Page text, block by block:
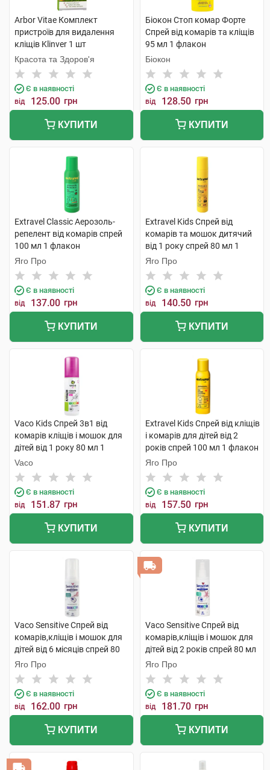
Arbor Vitae Комплект
пристроїв для видалення
кліщів Klinver 1 шт
Красота та Здоров'я
Є в наявності
від 125.00 грн
КУПИТИ
Біокон Стоп комар Форте
Спрей від комарів та кліщів
95 мл 1 флакон
Біокон
Є в наявності
від 128.50 грн
КУПИТИ
Extravel Classic Аерозоль-
репелент від комарів спрей
100 мл 1 флакон
Яго Про
Є в наявності
від 137.00 грн
КУПИТИ
Extravel Kids Спрей від
комарів та мошок дитячий
від 1 року спрей 80 мл 1
флакон
Яго Про
Є в наявності
від 140.50 грн
КУПИТИ
Vaco Kids Cпрей 3в1 від
комарів кліщів і мошок для
дітей від 1 року 80 мл 1
балон
Vaco
Є в наявності
від 151.87 грн
КУПИТИ
Extravel Kids Спрей від кліщів
і комарів для дітей від 2
років спрей 100 мл 1 флакон
Яго Про
Є в наявності
від 157.50 грн
КУПИТИ
Vaco Sensitive Спрей від
комарів,кліщів і мошок для
дітей від 6 місяців спрей 80
мл 1 флакон
Яго Про
Є в наявності
від 162.00 грн
КУПИТИ
Vaco Sensitive Спрей від
комарів,кліщів і мошок для
дітей від 2 років спрей 80 мл
1 флакон
Яго Про
Є в наявності
від 181.70 грн
КУПИТИ